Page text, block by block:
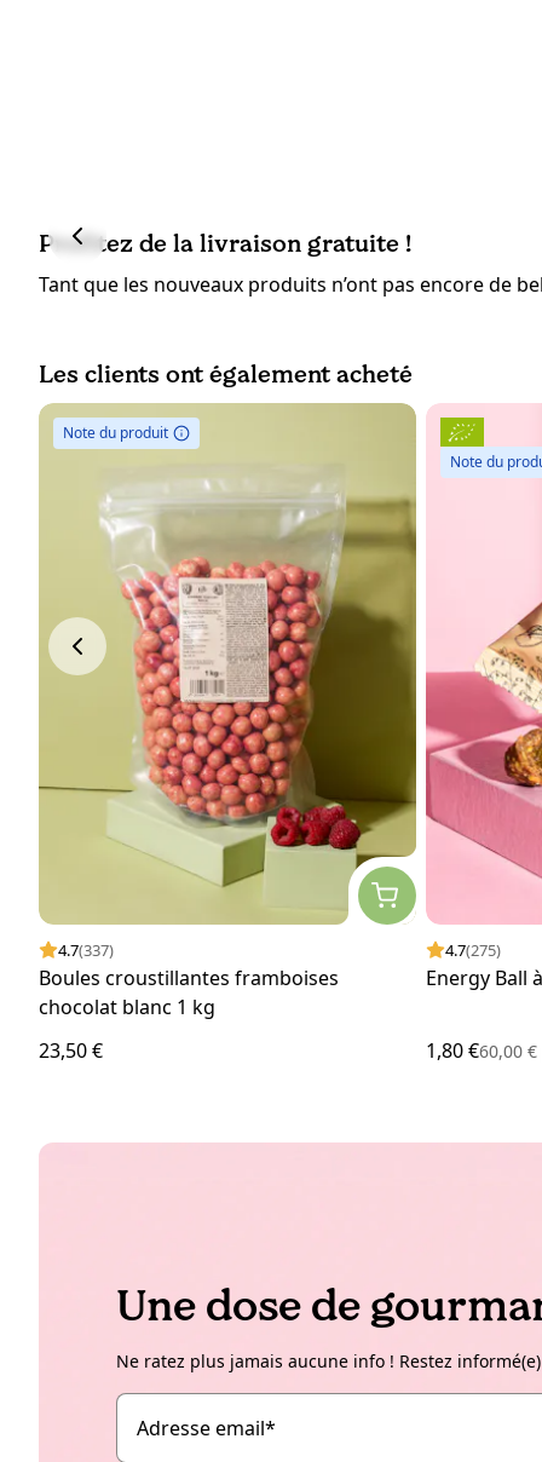
Profitez de la livraison gratuite !
Tant que les nouveaux produits n’ont pas encore de
Les clients ont également acheté
Note du produit
4.7(337)
Boules croustillantes framboises
chocolat blanc 1 kg
23,50 €
Note du
4.7(275)
Energy Ball
1,80 €60,00 €
Une dose de
Ne ratez plus jamais aucune info ! Restez
Adresse email*